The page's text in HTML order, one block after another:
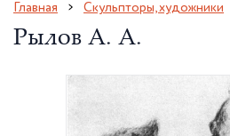
Главная Скульпторы, художники
Рылов А. А.